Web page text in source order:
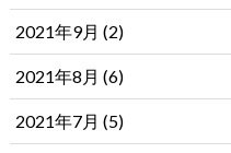
2021年9月 (2)
2021年8月 (6)
2021年7月 (5)